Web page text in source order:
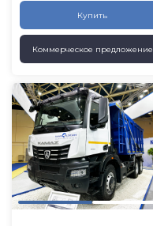
Купить
Коммерческое предложение